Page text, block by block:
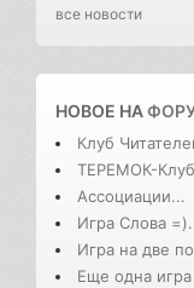
все новости
НОВОЕ НА
Клуб
ТЕРЕМОК-
Ассоциации...
Игра Слова
Игра на две
Еще одна игра